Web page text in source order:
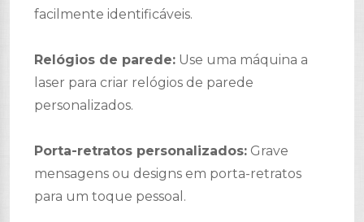
facilmente identificáveis.
Relógios de parede: Use uma máquina a
laser para criar relógios de parede
personalizados.
Porta-retratos personalizados: Grave
mensagens ou designs em porta-retratos
para um toque pessoal.